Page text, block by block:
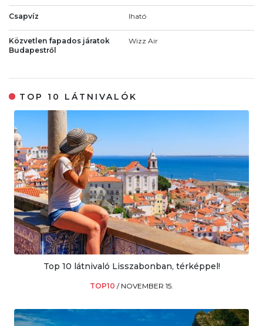
Csapvíz Iható
Közvetlen fapados járatok
Budapestről
Wizz Air
TOP 10 LÁTNIVALÓK
Top 10 látnivaló Lisszabonban, térképpel!
TOP10 / NOVEMBER 15.